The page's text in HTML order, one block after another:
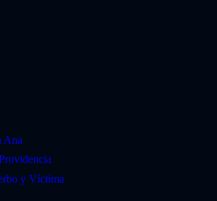
Ana
y Víctima